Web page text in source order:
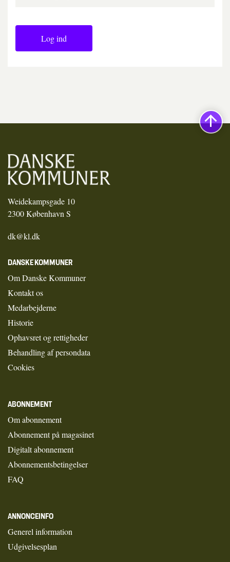
Log ind
Weidekampsgade 10
2300 København S
dk@kl.dk
DANSKE KOMMUNER
Om Danske Kommuner
Kontakt os
Medarbejderne
Historie
Ophavsret og rettigheder
Behandling af persondata
Cookies
ABONNEMENT
Om abonnement
Abonnement på magasinet
Digitalt abonnement
Abonnementsbetingelser
FAQ
ANNONCEINFO
Generel information
Udgivelsesplan